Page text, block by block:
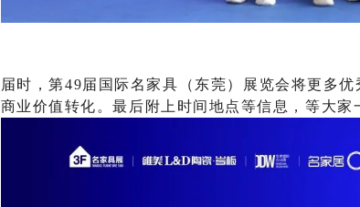
届时，第49届国际名家具（东莞）展览会将更多优
商业价值转化 。最后 附上 时间 地点等信息， 等大家